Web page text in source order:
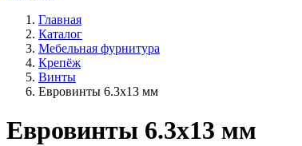
Главная
Каталог
Мебельная фурнитура
Крепёж
Винты
Евровинты 6.3х13 мм
Евровинты 6.3х13 мм